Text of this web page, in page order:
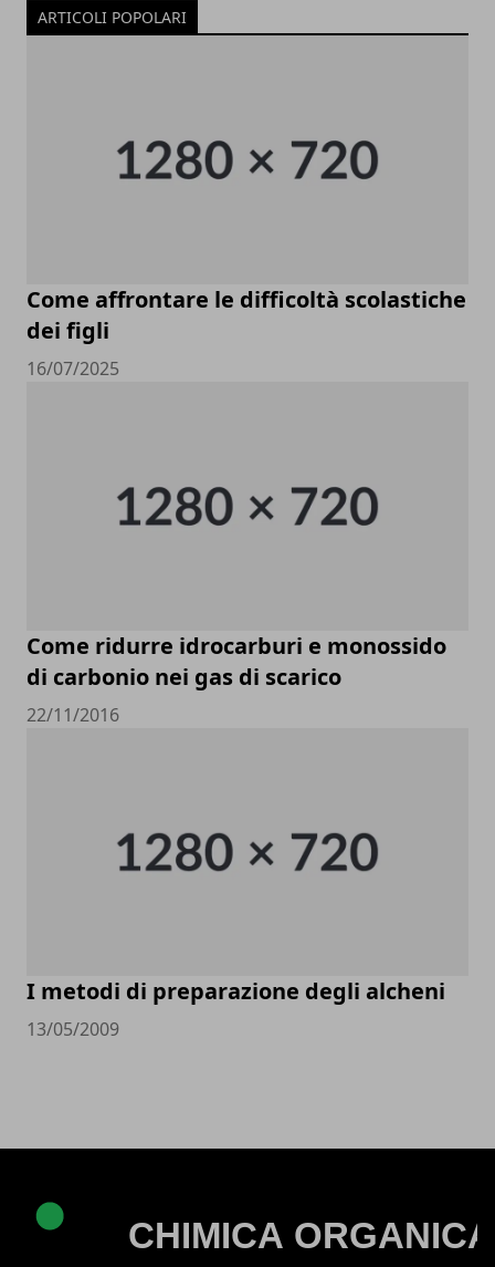
ARTICOLI POPOLARI
Come affrontare le difficoltà scolastiche
dei figli
16/07/2025
Come ridurre idrocarburi e monossido
di carbonio nei gas di scarico
22/11/2016
I metodi di preparazione degli alcheni
13/05/2009